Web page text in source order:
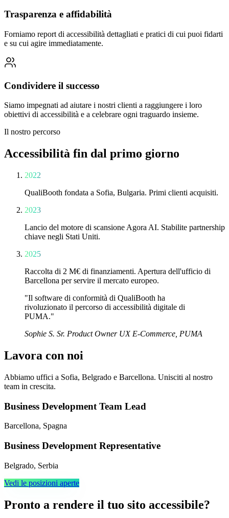
Trasparenza e affidabilità
Forniamo report di accessibilità dettagliati e pratici di cui puoi fidarti
e su cui agire immediatamente.
Condividere il successo
Siamo impegnati ad aiutare i nostri clienti a raggiungere i loro
obiettivi di accessibilità e a celebrare ogni traguardo insieme.
Il nostro percorso
Accessibilità fin dal primo giorno
2022
QualiBooth fondata a Sofia, Bulgaria. Primi clienti acquisiti.
2023
Lancio del motore di scansione Agora AI. Stabilite partnership
chiave negli Stati Uniti.
2025
Raccolta di 2 M€ di finanziamenti. Apertura dell'ufficio di
Barcellona per servire il mercato europeo.
"Il software di conformità di QualiBooth ha
rivoluzionato il percorso di accessibilità digitale di
PUMA."
Sophie S. Sr. Product Owner UX E-Commerce, PUMA
Lavora con noi
Abbiamo uffici a Sofia, Belgrado e Barcellona. Unisciti al nostro
team in crescita.
Business Development Team Lead
Barcellona, Spagna
Business Development Representative
Belgrado, Serbia
Vedi le posizioni aperte
Pronto a rendere il tuo sito accessibile?